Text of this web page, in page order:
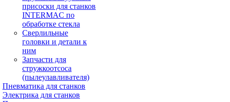
присоски для станков
INTERMAC по
обработке стекла
Сверлильные
головки и детали к
ним
Запчасти для
стружкоотсоса
(пылеулавливателя)
Пневматика для станков
Электрика для станков